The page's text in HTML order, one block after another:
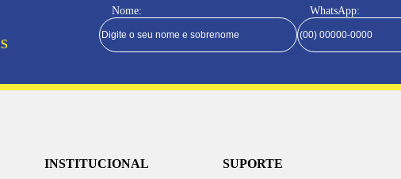
Nome: WhatsApp:
INSTITUCIONAL SUPORTE